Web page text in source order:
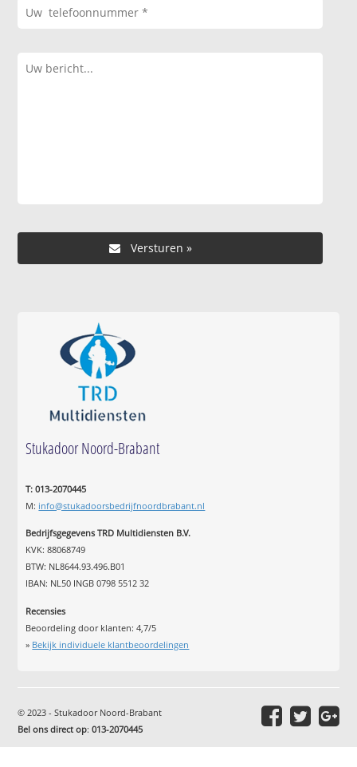
Stukadoor Noord-Brabant
T: 013-2070445
M: info@stukadoorsbedrijfnoordbrabant.nl
Bedrijfsgegevens TRD Multidiensten B.V.
KVK: 88068749
BTW: NL8644.93.496.B01
IBAN: NL50 INGB 0798 5512 32
Recensies
Beoordeling door klanten:4,7/5
» Bekijk individuele klantbeoordelingen
© 2023 - Stukadoor Noord-Brabant
Bel ons direct op:013-2070445